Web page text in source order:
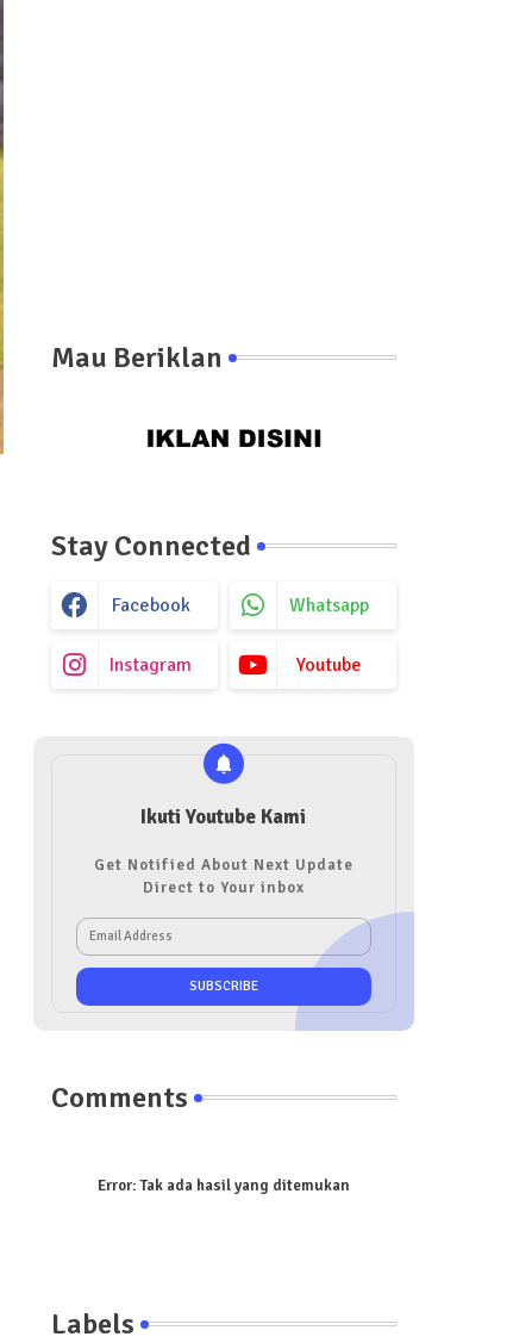
Mau Beriklan
Stay Connected
Facebook Whatsapp
Instagram Youtube
Ikuti Youtube Kami
Get Notified About Next Update
Direct to Your inbox
Comments
Error:Tak ada hasil yang ditemukan
Labels